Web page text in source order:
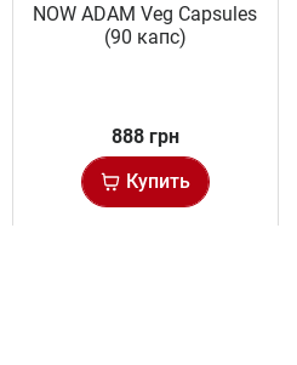
NOW ADAM Veg Capsules
(90 капс)
888 грн
Купить